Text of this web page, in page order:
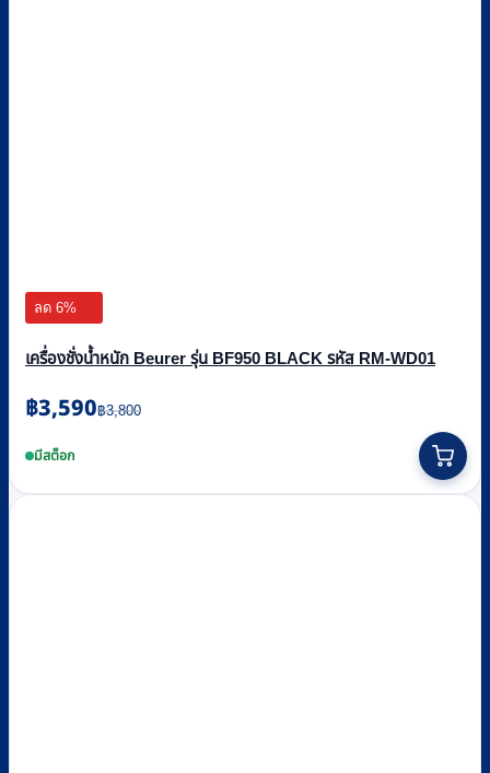
ลด 6%
เครื่องชั่งน้ำหนัก Beurer รุ่น BF950 BLACK รหัส RM-WD01
฿3,800
Original
price
was:
฿3,590
Current
price
is:มีสต็อก